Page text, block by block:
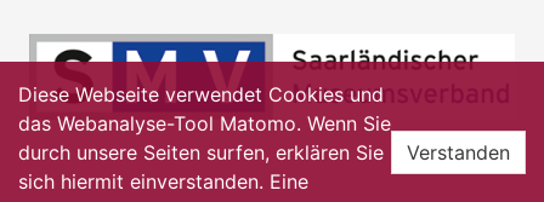
Diese Webseite verwendet Cookies und
das Webanalyse-Tool Matomo. Wenn Sie
durch unsere Seiten surfen, erklären Sie
sich hiermit einverstanden. Eine
Verstanden